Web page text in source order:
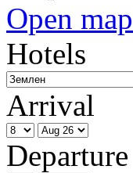
Open
Hotels
Arrival
Departure